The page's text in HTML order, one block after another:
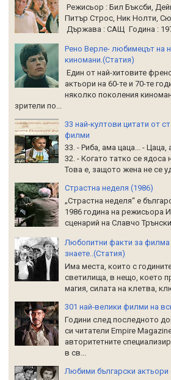
Режисьор : Бил Бъксби,
Питър Строс, Ник Нолти,
Държава : САЩ Година :
Рено Верле- любимецът на
киномани.(Статия)
Един от най-хитовите
актьори на 60-те и 70-те
няколко поколения
зрители по...
33 най-култови цитати от
филми
33. - Риба, ама цаца... - Цаца,
32. - Когато татко се ядоса
Това е, защото жена не се
Страстна неделя (1986)
„Страстна неделя“ е
1986 година на режисьора
сценарий на Славчо
Любопитни факти за филма
знаете..(Статия)
Има места, които с
светилища, в нещо, което
магия, силата на клетва,
301 най-велики филми на
Години след последното
си читатели Empire
авторитетните
в св...
Любими български актьори